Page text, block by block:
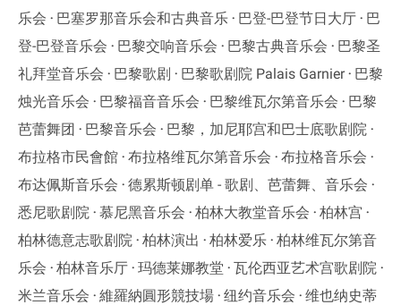
乐会
巴塞罗那音乐会和古典音乐 巴登-巴登节日大厅
巴
登-巴登音乐会
巴黎交响音乐会 巴黎古典音乐会
巴黎圣
礼拜堂音乐会
巴黎歌剧 巴黎歌剧院 Palais Garnier
巴黎
烛光音乐会
巴黎福音音乐会 巴黎维瓦尔第音乐会
巴黎
芭蕾舞团
巴黎音乐会
巴黎，加尼耶宫和巴士底歌剧院
布拉格市民會館 布拉格维瓦尔第音乐会
布拉格音乐会
布达佩斯音乐会
德累斯顿剧单 - 歌剧、芭蕾舞、音乐会
悉尼歌剧院 慕尼黑音乐会 柏林大教堂音乐会
柏林宫
柏林德意志歌剧院 柏林演出 柏林爱乐 柏林维瓦尔第音
乐会
柏林音乐厅 玛德莱娜教堂
瓦伦西亚艺术宫歌剧院
米兰音乐会
維羅納圓形競技場 纽约音乐会
维也纳史蒂